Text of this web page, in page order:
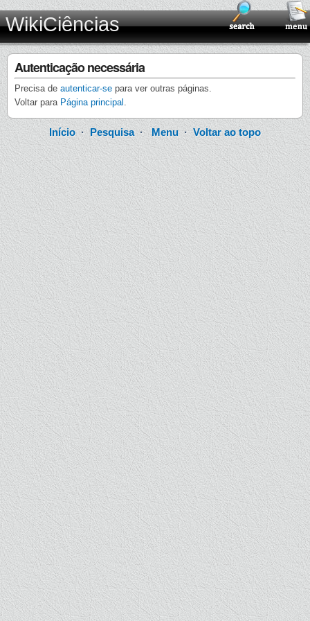
WikiCiências
Autenticação necessária
Precisa de autenticar-se para ver outras páginas.
Voltar para Página principal .
Início · Pesquisa·Menu ·Voltar ao topo